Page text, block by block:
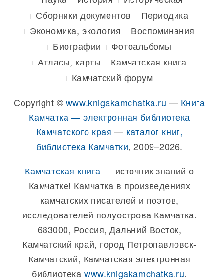
Сборники документов
Периодика
Экономика, экология
Воспоминания
Биографии
Фотоальбомы
Атласы, карты
Камчатская книга
Камчатский форум
Copyright © www.knigakamchatka.ru — Книга
Камчатка — электронная библиотека
Камчатского края — каталог книг,
библиотека Камчатки, 2009–2026.
Камчатская книга — источник знаний о
Камчатке! Камчатка в произведениях
камчатских писателей и поэтов,
исследователей полуострова Камчатка.
683000, Россия, Дальний Восток,
Камчатский край, город Петропавловск-
Камчатский, Камчатская электронная
библиотекаwww.knigakamchatka.ru.